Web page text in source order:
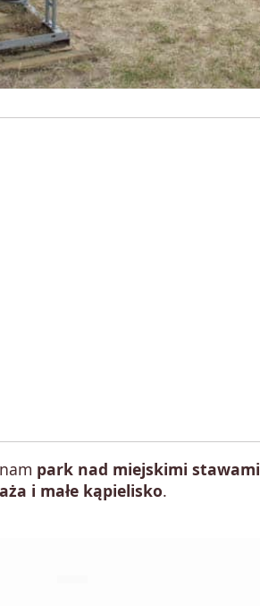
park nad miejskimi stawami
i małe kąpielisko.